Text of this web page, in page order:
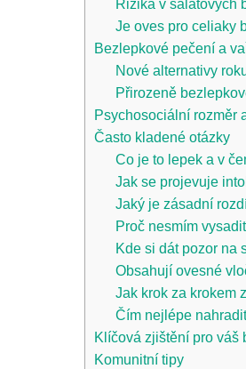
Rizika v salátových
Je oves pro celiaky
Bezlepkové pečení a
Nové alternativy
Přirozeně
Psychosociální rozměr
Často kladené otázky
Co je to lepek a v
Jak se projevuje
Jaký je zásadní
Proč nesmím
Kde si dát pozor na
Obsahují ovesné
Jak krok za krokem
Čím nejlépe
Klíčová zjištění pro váš
Komunitní tipy